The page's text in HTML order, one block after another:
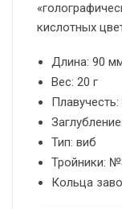
кислотных
Длина: 90
Вес: 20 г
Тип: виб
Тройники:
Кольца